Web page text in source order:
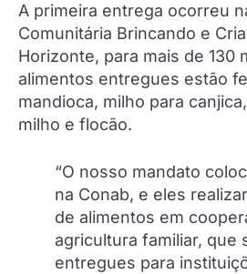
A primeira entrega ocorreu
Comunitária Brincando e
Horizonte, para mais de 130
alimentos entregues estão
mandioca, milho para
milho e flocão.
“O nosso mandato
na Conab, e eles
de alimentos em
agricultura familiar, que
entregues para